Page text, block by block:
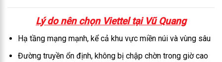
Lý do nên chọn Viettel tại Vũ Quang
Hạ tầng mạng mạnh, kể cả khu vực miền núi và vùng sâu
Đường truyền ổn định, không bị chập chờn trong giờ cao